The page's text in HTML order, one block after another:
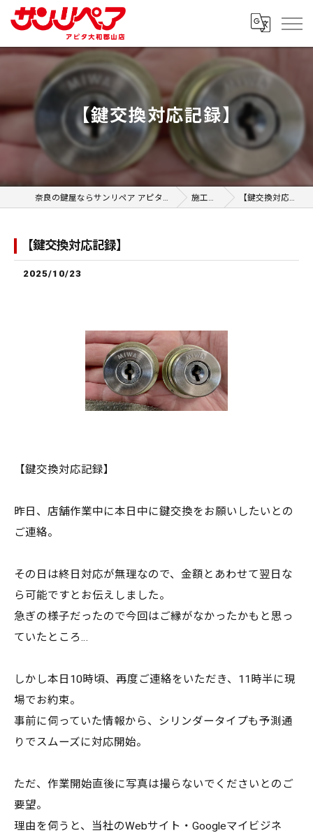
【鍵交換対応記録】
奈良の鍵屋ならサンリペア アピタ大和郡山店 施工事例 【鍵交換対応記録】
【鍵交換対応記録】
2025/10/23
【鍵交換対応記録】
昨日、店舗作業中に本日中に鍵交換をお願いしたいとの
ご連絡。
その日は終日対応が無理なので、金額とあわせて翌日な
ら可能ですとお伝えしました。
急ぎの様子だったので今回はご縁がなかったかもと思っ
ていたところ…
しかし本日10時頃、再度ご連絡をいただき、11時半に現
場でお約束。
事前に伺っていた情報から、シリンダータイプも予測通
りでスムーズに対応開始。
ただ、作業開始直後に写真は撮らないでくださいとのご
要望。
理由を伺うと、当社のWebサイト・Googleマイビジネ